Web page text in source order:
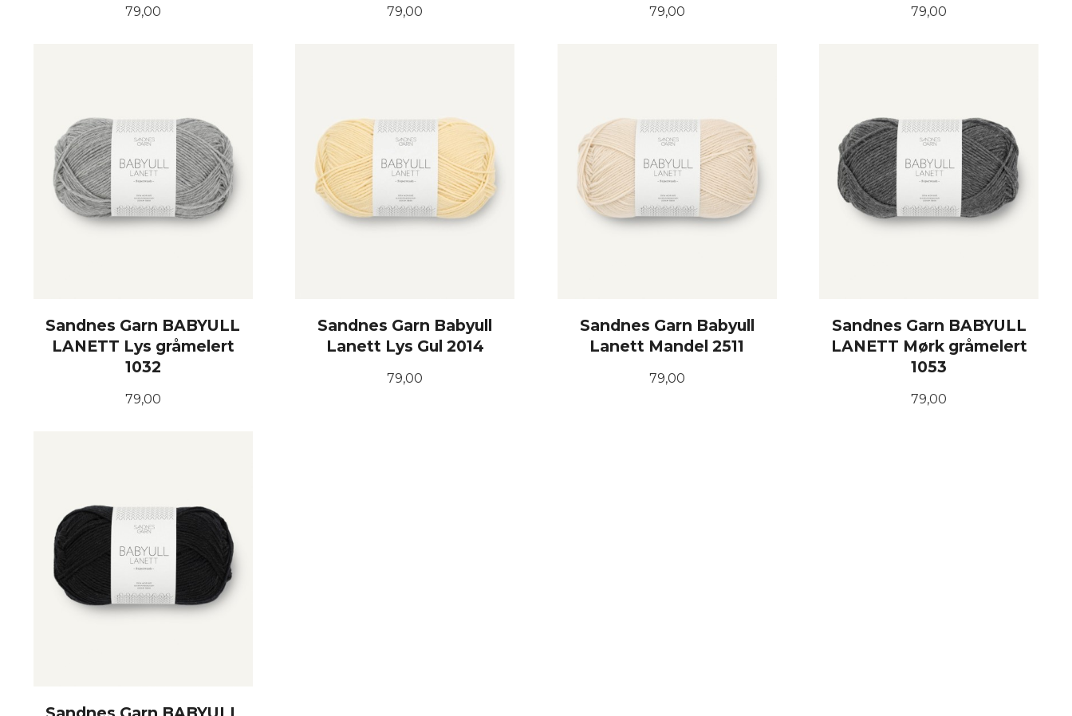
Pris
79,00 Pris
79,00 Pris
79,00 Pris
79,00
Sandnes Garn BABYULL
LANETT Lys gråmelert
1032
Pris
79,00
Sandnes Garn Babyull
Lanett Lys Gul 2014
Pris
79,00
Sandnes Garn Babyull
Lanett Mandel 2511
Pris
79,00
Sandnes Garn BABYULL
LANETT Mørk gråmelert
1053
Pris
79,00